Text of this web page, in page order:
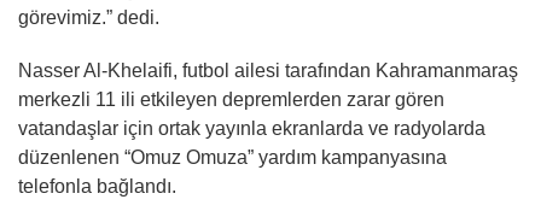
görevimiz.” dedi.
Nasser Al-Khelaifi, futbol ailesi tarafından Kahramanmaraş
merkezli 11 ili etkileyen depremlerden zarar gören
vatandaşlar için ortak yayınla ekranlarda ve radyolarda
düzenlenen “Omuz Omuza” yardım kampanyasına
telefonla bağlandı.